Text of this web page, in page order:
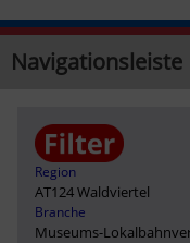
Navigationsleiste
Region
AT124 Waldviertel
Branche
Museums-